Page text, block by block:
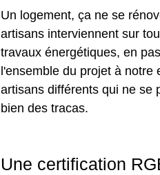
Un logement, ça ne se
artisans interviennent sur
travaux énergétiques, en
l'ensemble du projet à
artisans différents qui ne se
bien des tracas.
Une certification